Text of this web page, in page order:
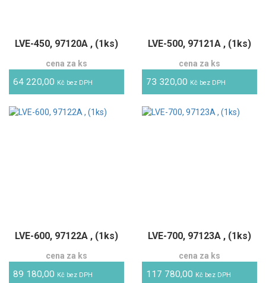
LVE-450, 97120A , (1ks)
cena za ks
64 220,00 Kč bez DPH
LVE-500, 97121A , (1ks)
cena za ks
73 320,00 Kč bez DPH
LVE-600, 97122A , (1ks)
cena za ks
89 180,00 Kč bez DPH
LVE-700, 97123A , (1ks)
cena za ks
117 780,00 Kč bez DPH